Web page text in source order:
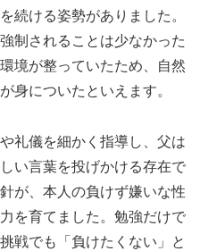
続ける姿勢がありました。
制されることは少なかった
境が整っていたため、自然
身についたといえます。
礼儀を細かく指導し、父は
い言葉を投げかける存在で
が、本人の負けず嫌いな性
を育てました。勉強だけで
戦でも「負けたくない」と